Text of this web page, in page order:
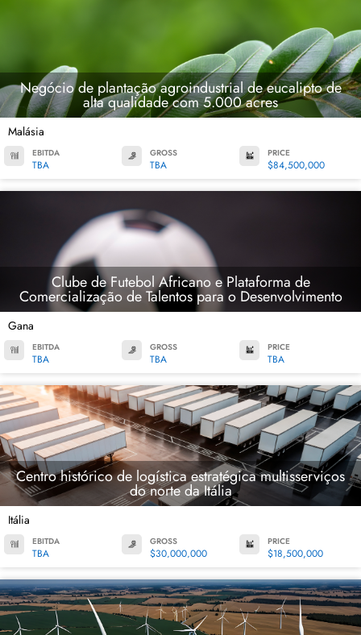
Negócio de plantação agroindustrial de eucalipto de
alta qualidade com 5.000 acres
Malásia
EBITDA
TBA
GROSS
TBA
PRICE
$84,500,000
Clube de Futebol Africano e Plataforma de
Comercialização de Talentos para o Desenvolvimento
Gana
EBITDA
TBA
GROSS
TBA
PRICE
TBA
Centro histórico de logística estratégica multisserviços
do norte da Itália
Itália
EBITDA
TBA
GROSS
$30,000,000
PRICE
$18,500,000